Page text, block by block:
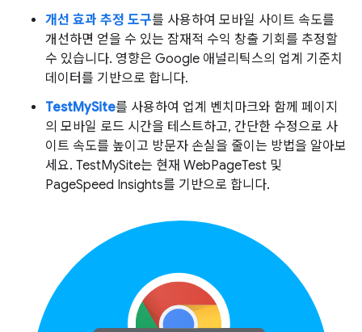
개선 효과 추정 도구를 사용하여 모바일 사이트 속도를
개선하면 얻을 수 있는 잠재적 수익 창출 기회를 추정할
수 있습니다. 영향은 Google 애널리틱스의 업계 기준치
데이터를 기반으로 합니다.
TestMySite를 사용하여 업계 벤치마크와 함께 페이지
의 모바일 로드 시간을 테스트하고, 간단한 수정으로 사
이트 속도를 높이고 방문자 손실을 줄이는 방법을 알아보
세요. TestMySite는 현재 WebPageTest 및
PageSpeed Insights를 기반으로 합니다.